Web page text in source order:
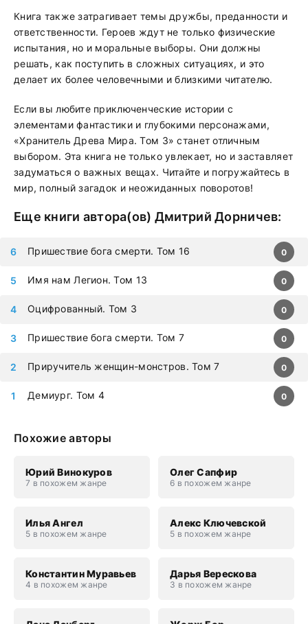
Книга также затрагивает темы дружбы, преданности и
ответственности. Героев ждут не только физические
испытания, но и моральные выборы. Они должны
решать, как поступить в сложных ситуациях, и это
делает их более человечными и близкими читателю.
Если вы любите приключенческие истории с
элементами фантастики и глубокими персонажами,
«Хранитель Древа Мира. Том 3» станет отличным
выбором. Эта книга не только увлекает, но и заставляет
задуматься о важных вещах. Читайте и погружайтесь в
мир, полный загадок и неожиданных поворотов!
Еще книги автора(ов) Дмитрий Дорничев:
Демиург. Том 4 0
Приручитель женщин-монстров. Том 7 0
Пришествие бога смерти. Том 7 0
Оцифрованный. Том 3 0
Имя нам Легион. Том 13 0
Пришествие бога смерти. Том 16 0
Похожие авторы
Юрий Винокуров
7 в похожем жанре
Олег Сапфир
6 в похожем жанре
Илья Ангел
5 в похожем жанре
Алекс Ключевской
5 в похожем жанре
Константин Муравьев
4 в похожем жанре
Дарья Верескова
3 в похожем жанре